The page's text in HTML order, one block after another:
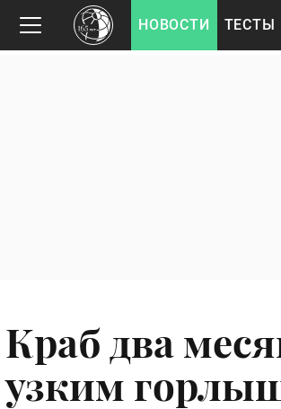
НОВОСТИ ТЕСТЫ
Краб два
узким